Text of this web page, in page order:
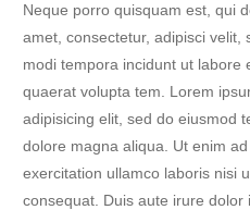
Neque porro quisquam est, qui
amet, consectetur, adipisci velit,
modi tempora incidunt ut labore
quaerat volupta tem. Lorem
adipisicing elit, sed do eiusmod
dolore magna aliqua. Ut enim
exercitation ullamco laboris nisi
consequat. Duis aute irure dolor